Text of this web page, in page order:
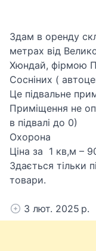
Здам в оренду
метрах від
Хюндай, фірмою
Сосніних (
Це підвальне
Приміщення не
в підвалі до 0)
Охорона
Ціна за 1 кв,м –
Здається тільки
товари.
3 лют. 2025 р.